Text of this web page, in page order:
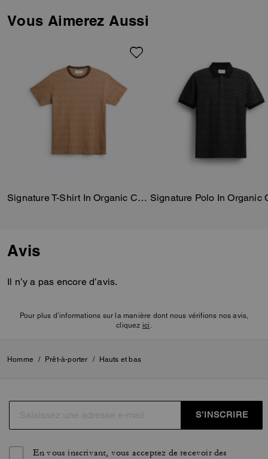
Vous Aimerez Aussi
Signature T-Shirt In Organic Cotton
Avis
Il n’y a pas encore d’avis.
Pour plus d’informations sur la manière dont nous vérifions nos avis,
cliquez ici
Homme / Prêt-à-porter / Hauts et bas
S’INSCRIRE
En vous inscrivant, vous acceptez de recevoir des